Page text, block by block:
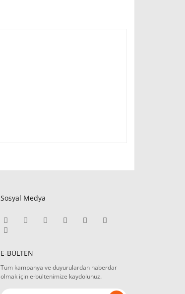
Sosyal Medya
E-BÜLTEN
Tüm kampanya ve duyurulardan haberdar
olmak için e-bültenimize kaydolunuz.